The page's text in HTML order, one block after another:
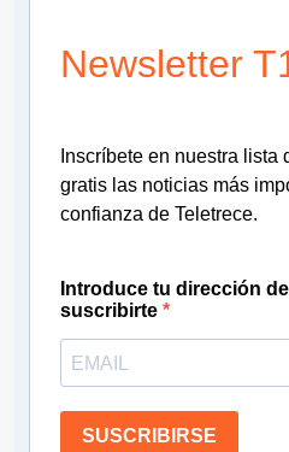
Newsletter
Inscríbete en nuestra lista
gratis las noticias más
confianza de Teletrece.
Introduce tu dirección
suscribirte
SUSCRIBIRSE